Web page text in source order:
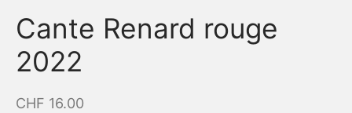
Cante Renard rouge
2022
CHF 16.00